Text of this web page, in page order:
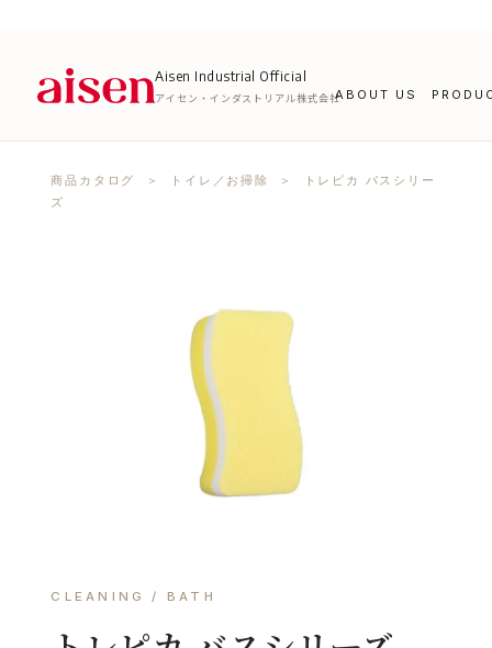
Aisen Industrial Official
アイセン・インダストリアル株式会社ABOUT US
商品カタログ ＞ トイレ／お掃除
＞ トレピカ バスシリー
ズ
CLEANING / BATH